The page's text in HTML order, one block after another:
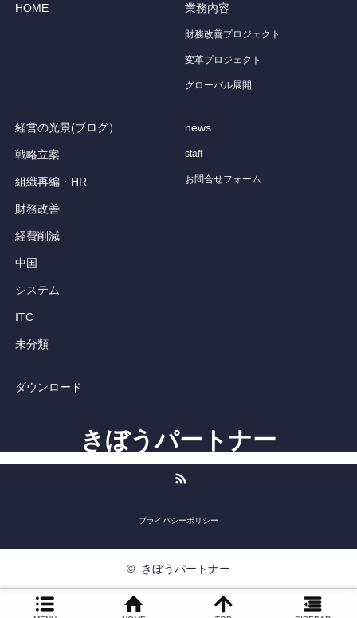
HOME 業務内容
財務改善プロジェクト
変革プロジェクト
グローバル展開
経営の光景(ブログ）
戦略立案
組織再編・HR
財務改善
経費削減
中国
システム
ITC
未分類
news
staff
お問合せフォーム
ダウンロード
きぼうパートナー
プライバシーポリシー
© きぼうパートナー